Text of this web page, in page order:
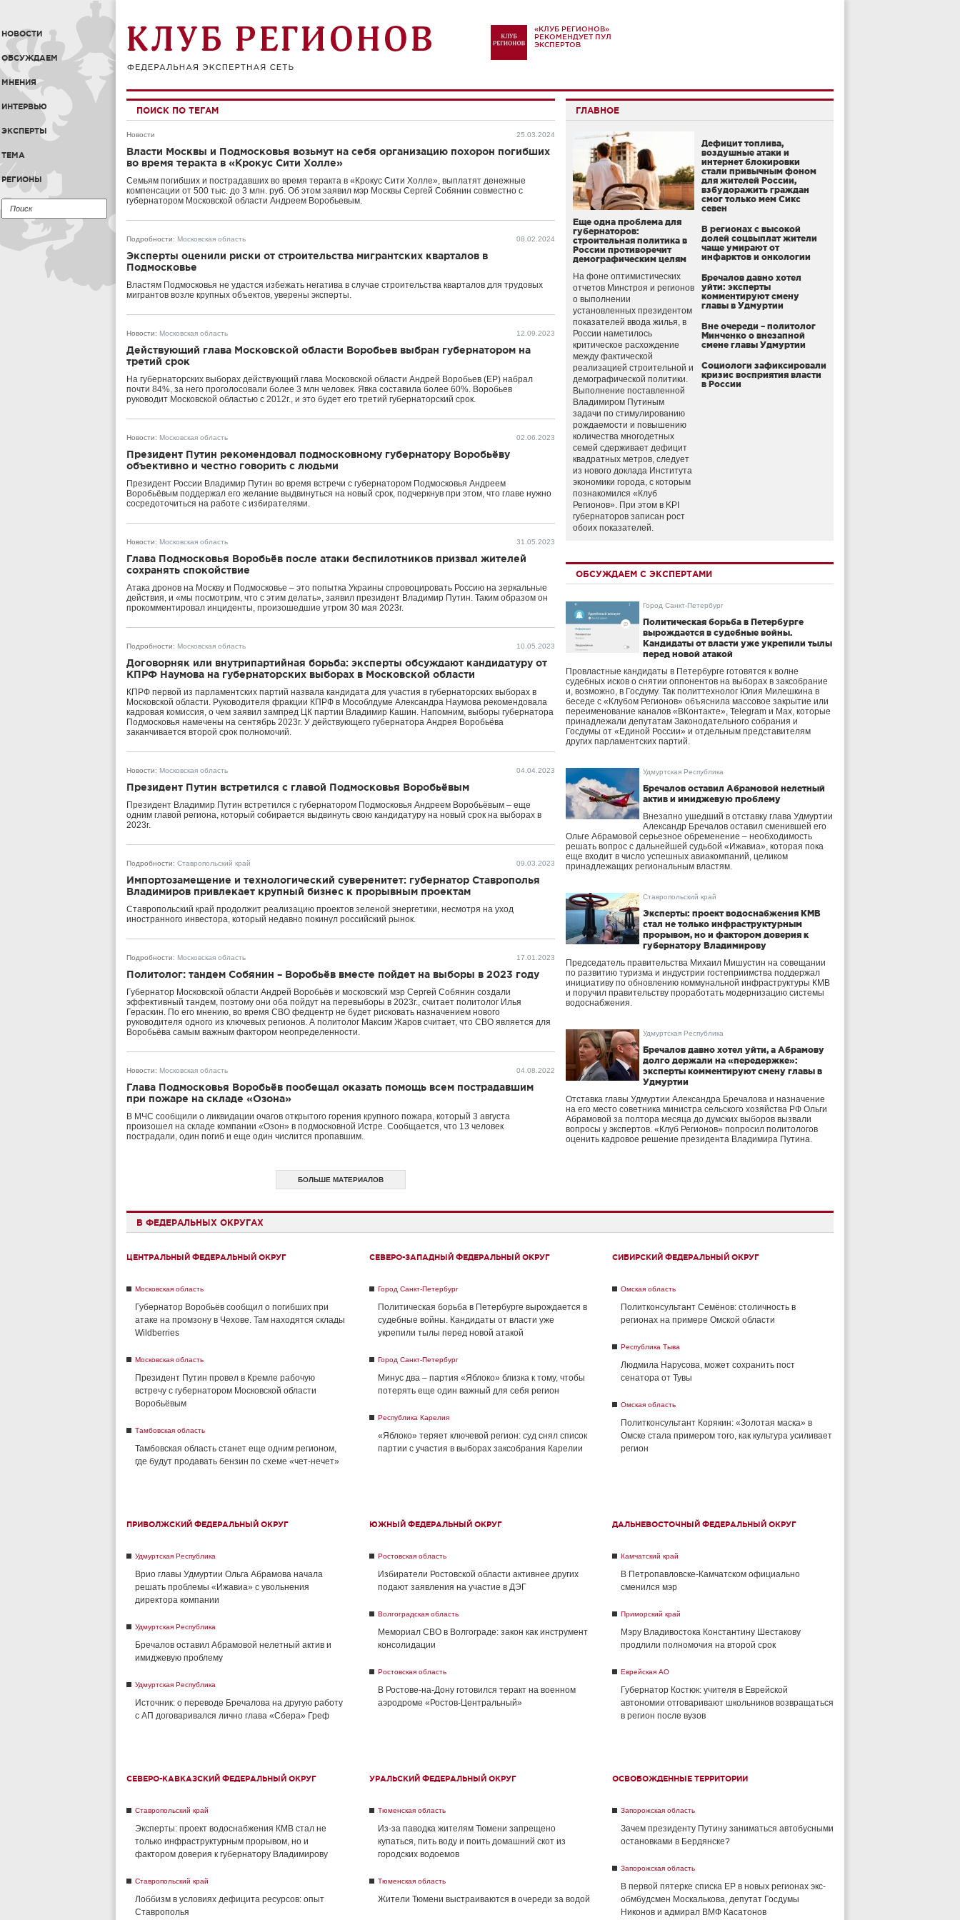
НОВОСТИ
ОБСУЖДАЕМ
МНЕНИЯ
ИНТЕРВЬЮ
ЭКСПЕРТЫ
ТЕМА
РЕГИОНЫ
«КЛУБ РЕГИОНОВ»
РЕКОМЕНДУЕТ ПУЛ
ЭКСПЕРТОВ
ПОИСК ПО ТЕГАМ
Новости 25.03.2024
Власти Москвы и Подмосковья возьмут на себя организацию похорон погибших
во время теракта в «Крокус Сити Холле»
Семьям погибших и пострадавших во время теракта в «Крокус Сити Холле», выплатят денежные
компенсации от 500 тыс. до 3 млн. руб. Об этом заявил мэр Москвы Сергей Собянин совместно с
губернатором Московской области Андреем Воробьевым.
Подробности: Московская область 08.02.2024
Эксперты оценили риски от строительства мигрантских кварталов в
Подмосковье
Властям Подмосковья не удастся избежать негатива в случае строительства кварталов для трудовых
мигрантов возле крупных объектов, уверены эксперты.
Новости: Московская область 12.09.2023
Действующий глава Московской области Воробьев выбран губернатором на
третий срок
На губернаторских выборах действующий глава Московской области Андрей Воробьев (ЕР) набрал
почти 84%, за него проголосовали более 3 млн человек. Явка составила более 60%. Воробьев
руководит Московской областью с 2012г., и это будет его третий губернаторский срок.
Новости: Московская область 02.06.2023
Президент Путин рекомендовал подмосковному губернатору Воробьёву
объективно и честно говорить с людьми
Президент России Владимир Путин во время встречи с губернатором Подмосковья Андреем
Воробьёвым поддержал его желание выдвинуться на новый срок, подчеркнув при этом, что главе нужно
сосредоточиться на работе с избирателями.
Новости: Московская область 31.05.2023
Глава Подмосковья Воробьёв после атаки беспилотников призвал жителей
сохранять спокойствие
Атака дронов на Москву и Подмосковье – это попытка Украины спровоцировать Россию на зеркальные
действия, и «мы посмотрим, что с этим делать», заявил президент Владимир Путин. Таким образом он
прокомментировал инциденты, произошедшие утром 30 мая 2023г.
Подробности: Московская область 10.05.2023
Договорняк или внутрипартийная борьба: эксперты обсуждают кандидатуру от
КПРФ Наумова на губернаторских выборах в Московской области
КПРФ первой из парламентских партий назвала кандидата для участия в губернаторских выборах в
Московской области. Руководителя фракции КПРФ в Мособлдуме Александра Наумова рекомендовала
кадровая комиссия, о чем заявил зампред ЦК партии Владимир Кашин. Напомним, выборы губернатора
Подмосковья намечены на сентябрь 2023г. У действующего губернатора Андрея Воробьёва
заканчивается второй срок полномочий.
Новости: Московская область 04.04.2023
Президент Путин встретился с главой Подмосковья Воробьёвым
Президент Владимир Путин встретился с губернатором Подмосковья Андреем Воробьёвым – еще
одним главой региона, который собирается выдвинуть свою кандидатуру на новый срок на выборах в
2023г.
Подробности: Ставропольский край 09.03.2023
Импортозамещение и технологический суверенитет: губернатор Ставрополья
Владимиров привлекает крупный бизнес к прорывным проектам
Ставропольский край продолжит реализацию проектов зеленой энергетики, несмотря на уход
иностранного инвестора, который недавно покинул российский рынок.
Подробности: Московская область 17.01.2023
Политолог: тандем Собянин – Воробьёв вместе пойдет на выборы в 2023 году
Губернатор Московской области Андрей Воробьёв и московский мэр Сергей Собянин создали
эффективный тандем, поэтому они оба пойдут на перевыборы в 2023г., считает политолог Илья
Гераскин. По его мнению, во время СВО федцентр не будет рисковать назначением нового
руководителя одного из ключевых регионов. А политолог Максим Жаров считает, что СВО является для
Воробьёва самым важным фактором неопределенности.
Новости: Московская область 04.08.2022
Глава Подмосковья Воробьёв пообещал оказать помощь всем пострадавшим
при пожаре на складе «Озона»
В МЧС сообщили о ликвидации очагов открытого горения крупного пожара, который 3 августа
произошел на складе компании «Озон» в подмосковной Истре. Сообщается, что 13 человек
пострадали, один погиб и еще один числится пропавшим.
БОЛЬШЕ МАТЕРИАЛОВ
ГЛАВНОЕ
Еще одна проблема для
губернаторов:
строительная политика в
России противоречит
демографическим целям
На фоне оптимистических
отчетов Минстроя и регионов
о выполнении
установленных президентом
показателей ввода жилья, в
России наметилось
критическое расхождение
между фактической
реализацией строительной и
демографической политики.
Выполнение поставленной
Владимиром Путиным
задачи по стимулированию
рождаемости и повышению
количества многодетных
семей сдерживает дефицит
квадратных метров, следует
из нового доклада Института
экономики города, с которым
познакомился «Клуб
Регионов». При этом в KPI
губернаторов записан рост
обоих показателей.
Дефицит топлива,
воздушные атаки и
интернет блокировки
стали привычным фоном
для жителей России,
взбудоражить граждан
смог только мем Сикс
севен
В регионах с высокой
долей соцвыплат жители
чаще умирают от
инфарктов и онкологии
Бречалов давно хотел
уйти: эксперты
комментируют смену
главы в Удмуртии
Вне очереди – политолог
Минченко о внезапной
смене главы Удмуртии
Социологи зафиксировали
кризис восприятия власти
в России
ОБСУЖДАЕМ С ЭКСПЕРТАМИ
Город Санкт-Петербург
Политическая борьба в Петербурге
вырождается в судебные войны.
Кандидаты от власти уже укрепили тылы
перед новой атакой
Провластные кандидаты в Петербурге готовятся к волне
судебных исков о снятии оппонентов на выборах в заксобрание
и, возможно, в Госдуму. Так политтехнолог Юлия Милешкина в
беседе с «Клубом Регионов» объяснила массовое закрытие или
переименование каналов «ВКонтакте», Telegram и Max, которые
принадлежали депутатам Законодательного собрания и
Госдумы от «Единой России» и отдельным представителям
других парламентских партий.
Удмуртская Республика
Бречалов оставил Абрамовой нелетный
актив и имиджевую проблему
Внезапно ушедший в отставку глава Удмуртии
Александр Бречалов оставил сменившей его
Ольге Абрамовой серьезное обременение – необходимость
решать вопрос с дальнейшей судьбой «Ижавиа», которая пока
еще входит в число успешных авиакомпаний, целиком
принадлежащих региональным властям.
Ставропольский край
Эксперты: проект водоснабжения КМВ
стал не только инфраструктурным
прорывом, но и фактором доверия к
губернатору Владимирову
Председатель правительства Михаил Мишустин на совещании
по развитию туризма и индустрии гостеприимства поддержал
инициативу по обновлению коммунальной инфраструктуры КМВ
и поручил правительству проработать модернизацию системы
водоснабжения.
Удмуртская Республика
Бречалов давно хотел уйти, а Абрамову
долго держали на «передержке»:
эксперты комментируют смену главы в
Удмуртии
Отставка главы Удмуртии Александра Бречалова и назначение
на его место советника министра сельского хозяйства РФ Ольги
Абрамовой за полтора месяца до думских выборов вызвали
вопросы у экспертов. «Клуб Регионов» попросил политологов
оценить кадровое решение президента Владимира Путина.
В ФЕДЕРАЛЬНЫХ ОКРУГАХ
ЦЕНТРАЛЬНЫЙ ФЕДЕРАЛЬНЫЙ ОКРУГ
Московская область
Губернатор Воробьёв сообщил о погибших при
атаке на промзону в Чехове. Там находятся склады
Wildberries
Московская область
Президент Путин провел в Кремле рабочую
встречу с губернатором Московской области
Воробьёвым
Тамбовская область
Тамбовская область станет еще одним регионом,
где будут продавать бензин по схеме «чет-нечет»
СЕВЕРО-ЗАПАДНЫЙ ФЕДЕРАЛЬНЫЙ ОКРУГ
Город Санкт-Петербург
Политическая борьба в Петербурге вырождается в
судебные войны. Кандидаты от власти уже
укрепили тылы перед новой атакой
Город Санкт-Петербург
Минус два – партия «Яблоко» близка к тому, чтобы
потерять еще один важный для себя регион
Республика Карелия
«Яблоко» теряет ключевой регион: суд снял список
партии с участия в выборах заксобрания Карелии
СИБИРСКИЙ ФЕДЕРАЛЬНЫЙ ОКРУГ
Омская область
Политконсультант Семёнов: столичность в
регионах на примере Омской области
Республика Тыва
Людмила Нарусова, может сохранить пост
сенатора от Тувы
Омская область
Политконсультант Корякин: «Золотая маска» в
Омске стала примером того, как культура усиливает
регион
ПРИВОЛЖСКИЙ ФЕДЕРАЛЬНЫЙ ОКРУГ
Удмуртская Республика
Врио главы Удмуртии Ольга Абрамова начала
решать проблемы «Ижавиа» с увольнения
директора компании
Удмуртская Республика
Бречалов оставил Абрамовой нелетный актив и
имиджевую проблему
Удмуртская Республика
Источник: о переводе Бречалова на другую работу
с АП договаривался лично глава «Сбера» Греф
ЮЖНЫЙ ФЕДЕРАЛЬНЫЙ ОКРУГ
Ростовская область
Избиратели Ростовской области активнее других
подают заявления на участие в ДЭГ
Волгоградская область
Мемориал СВО в Волгограде: закон как инструмент
консолидации
Ростовская область
В Ростове-на-Дону готовился теракт на военном
аэродроме «Ростов-Центральный»
ДАЛЬНЕВОСТОЧНЫЙ ФЕДЕРАЛЬНЫЙ ОКРУГ
Камчатский край
В Петропавловске-Камчатском официально
сменился мэр
Приморский край
Мэру Владивостока Константину Шестакову
продлили полномочия на второй срок
Еврейская АО
Губернатор Костюк: учителя в Еврейской
автономии отговаривают школьников возвращаться
в регион после вузов
СЕВЕРО-КАВКАЗСКИЙ ФЕДЕРАЛЬНЫЙ ОКРУГ
Ставропольский край
Эксперты: проект водоснабжения КМВ стал не
только инфраструктурным прорывом, но и
фактором доверия к губернатору Владимирову
Ставропольский край
Лоббизм в условиях дефицита ресурсов: опыт
Ставрополья
УРАЛЬСКИЙ ФЕДЕРАЛЬНЫЙ ОКРУГ
Тюменская область
Из-за паводка жителям Тюмени запрещено
купаться, пить воду и поить домашний скот из
городских водоемов
Тюменская область
Жители Тюмени выстраиваются в очереди за водой
ОСВОБОЖДЕННЫЕ ТЕРРИТОРИИ
Запорожская область
Зачем президенту Путину заниматься автобусными
остановками в Бердянске?
Запорожская область
В первой пятерке списка ЕР в новых регионах экс-
обмбудсмен Москалькова, депутат Госдумы
Никонов и адмирал ВМФ Касатонов